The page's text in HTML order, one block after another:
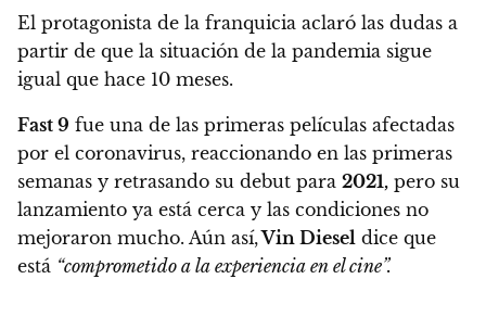
El protagonista de la franquicia aclaró las dudas a
partir de que la situación de la pandemia sigue
igual que hace 10 meses.
Fast 9 fue una de las primeras películas afectadas
por el coronavirus, reaccionando en las primeras
semanas y retrasando su debut para 2021, pero su
lanzamiento ya está cerca y las condiciones no
mejoraron mucho. Aún así,Vin Diesel dice que
está “comprometido a la experiencia en el cine”.